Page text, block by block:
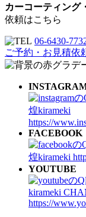
カーコーティング
依頼はこちら
06-6430-
ご予約・お見積依
煌kirameki
https://
FACEBOOK
煌kirameki
YOUTUBE
kirameki
https://